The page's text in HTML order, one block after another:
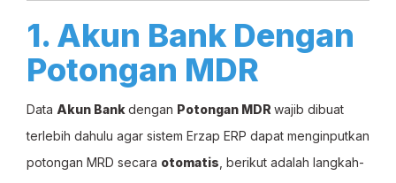
1. Akun Bank Dengan
Potongan MDR
Data Akun Bankdengan Potongan MDR wajib dibuat
terlebih dahulu agar sistem Erzap ERP dapat menginputkan
potongan MRD secara otomatis , berikut adalah langkah-